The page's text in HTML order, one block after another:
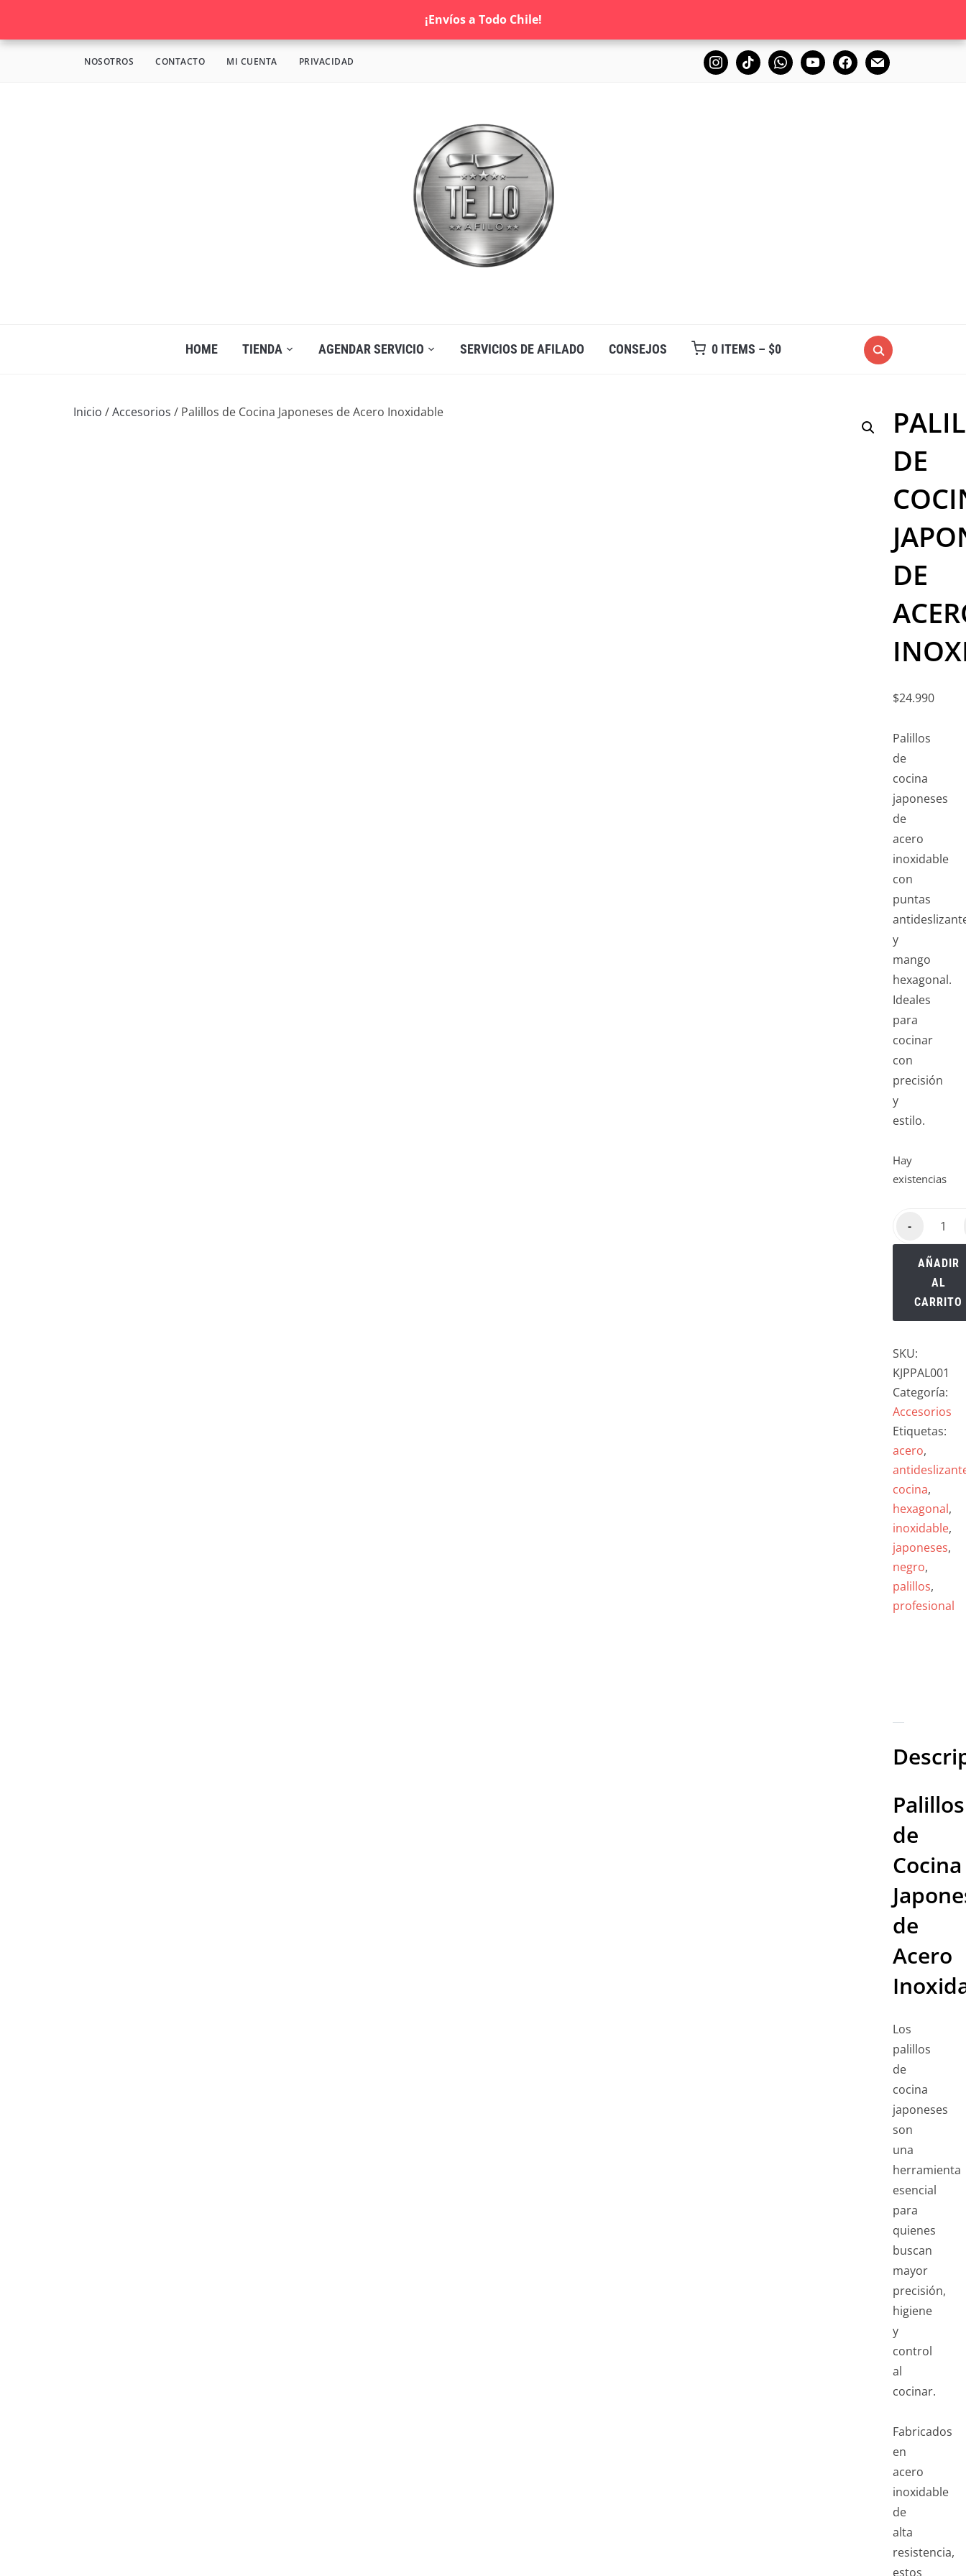
¡Envíos a Todo Chile!
NOSOTROS CONTACTO MI CUENTA PRIVACIDAD
HOME TIENDA AGENDAR SERVICIO SERVICIOS DE AFILADO CONSEJOS 0 ITEMS – $0
Inicio /Accesorios / Palillos de Cocina Japoneses de Acero Inoxidable
DE
DE
$24.990
Palillos
de
cocina
japoneses
de
acero
inoxidable
con
puntas
y
mango
hexagonal.
Ideales
para
cocinar
con
precisión
y
estilo.
Hay
existencias
-
AÑADIR
AL
CARRITO
SKU:
KJPPAL001
Categoría:
Accesorios
Etiquetas:
acero,
cocina,
hexagonal,
inoxidable,
japoneses,
negro,
palillos,
profesional
Palillos
de
Cocina
de
Acero
Los
palillos
de
cocina
japoneses
son
una
herramienta
esencial
para
quienes
buscan
mayor
precisión,
higiene
y
control
al
cocinar.
Fabricados
en
acero
inoxidable
de
alta
resistencia,
estos